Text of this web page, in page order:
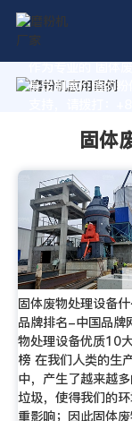
作为专业的 固体
身定制高价值的粉
固体
固体废物处理设备
品牌排名-中国品牌
物处理设备优质10
榜 在我们人类的生
中，产生了越来越
垃圾，使得我们的
重影响；因此固体